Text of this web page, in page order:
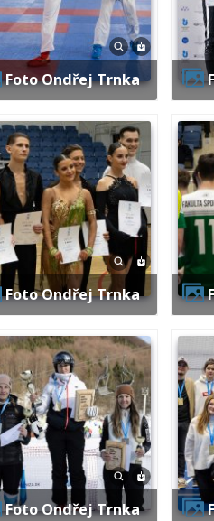
Foto Ondřej Trnka
Foto Ondřej Trnka
Foto Ondřej Trnka